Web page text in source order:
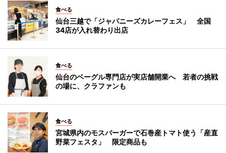
食べる
仙台三越で「ジャパニーズカレーフェス」 全国
34店が入れ替わり出店
食べる
仙台のベーグル専門店が実店舗開業へ 若者の挑戦
の場に、クラファンも
食べる
宮城県内のモスバーガーで石巻産トマト使う「産直
野菜フェスタ」 限定商品も